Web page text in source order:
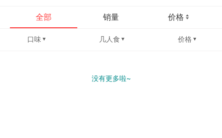
全部 销量 价格
口味 几人食 价格
没有更多啦~